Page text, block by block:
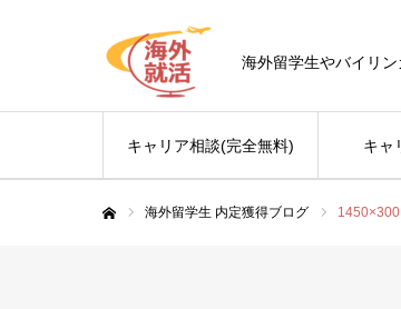
海外留学生やバイリン
キャリア相談(完全無料) キャ
海外留学生 内定獲得ブログ